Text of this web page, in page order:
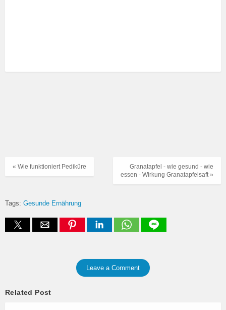
Granatapfel - wie gesund - wie
essen - Wirkung Granatapfelsaft »
« Wie funktioniert Pediküre
Tags: Gesunde Ernährung
Leave a Comment
Related Post